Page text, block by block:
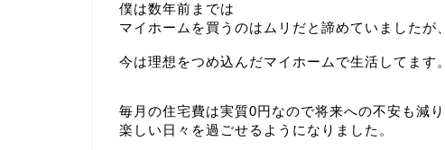
僕は数年前までは
マイホームを買うのはムリだと諦めていましたが、
今は理想をつめ込んだマイホームで生活してます。
毎月の住宅費は実質0円なので将来への不安も減り
楽しい日々を過ごせるようになりました。